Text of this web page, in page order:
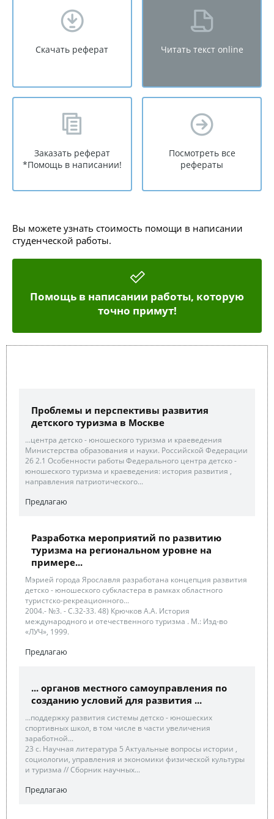
Скачать реферат Читать текст online
Заказать реферат
*Помощь в написании!
Посмотреть все
рефераты
Вы можете узнать стоимость помощи в написании
студенческой работы.
Помощь в написании работы, которую
точно примут!
Проблемы и перспективы развития
детского туризма в Москве
...центра детско - юношеского туризма и краеведения
Министерства образования и науки. Российской Федерации
26 2.1 Особенности работы Федерального центра детско -
юношеского туризма и краеведения: история развития ,
направления патриотического...
Предлагаю
Разработка мероприятий по развитию
туризма на региональном уровне на
примере...
Мэрией города Ярославля разработана концепция развития
детско - юношеского субкластера в рамках областного
туристско-рекреационного...
2004.- №3. - С.32-33. 48) Крючков A.A. История
международного и отечественного туризма . М.: Изд-во
«ЛУЧ», 1999.
Предлагаю
... органов местного самоуправления по
созданию условий для развития ...
...поддержку развития системы детско - юношеских
спортивных школ, в том числе в части увеличения
заработной...
23 с. Научная литература 5 Актуальные вопросы истории ,
социологии, управления и экономики физической культуры
и туризма // Сборник научных...
Предлагаю